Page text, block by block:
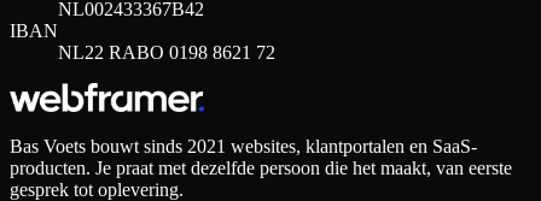
NL002433367B42
IBAN
NL22 RABO 0198 8621 72
Bas Voets bouwt sinds 2021 websites, klantportalen en SaaS-
producten. Je praat met dezelfde persoon die het maakt, van eerste
gesprek tot oplevering.